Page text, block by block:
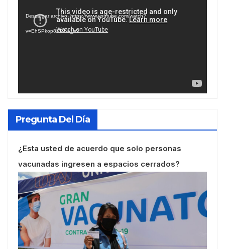
vídeo
Descargar archivo: https://www.youtube.com/watch?
v=EhSPkop8KPY&_=2
Pregunta Del Día
¿Esta usted de acuerdo que solo personas
vacunadas ingresen a espacios cerrados?